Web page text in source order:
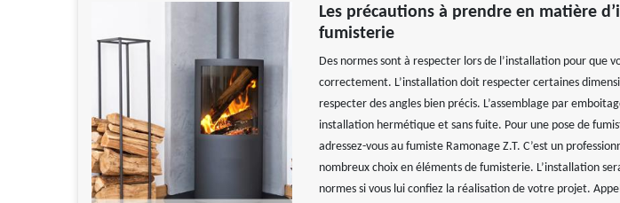
Les précautions à prendre en matière
fumisterie
Des normes sont à respecter lors de l’installation pour que
correctement. L’installation doit respecter certaines
respecter des angles bien précis. L’assemblage par
installation hermétique et sans fuite. Pour une pose de
adressez-vous au fumiste Ramonage Z.T. C’est un
nombreux choix en éléments de fumisterie. L’installation
normes si vous lui confiez la réalisation de votre projet.